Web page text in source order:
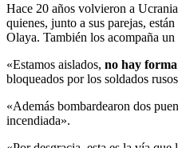
Hace 20 años volvieron a
quienes, junto a sus parejas,
Olaya. También los acompaña
«Estamos aislados, no hay
bloqueados por los soldados
«Además bombardearon dos
incendiada».